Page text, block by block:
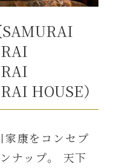
HOUSE）
家康をコンセプ
ナップ。 天下